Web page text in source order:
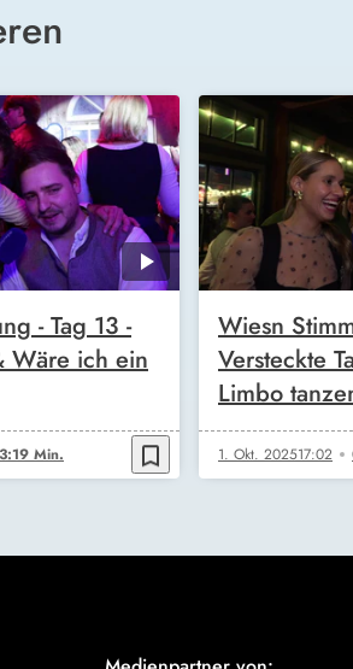
- Tag 13 -
Wäre ich ein
Min. bookmark_border
Wiesn
Versteckte
Limbo
1. Okt. 202517:02